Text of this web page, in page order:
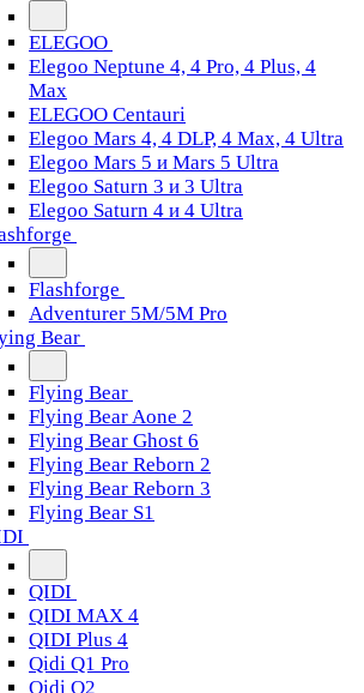
ELEGOO
Elegoo Neptune 4, 4 Pro, 4 Plus, 4
Max
ELEGOO Centauri
Elegoo Mars 4, 4 DLP, 4 Max, 4 Ultra
Elegoo Mars 5 и Mars 5 Ultra
Elegoo Saturn 3 и 3 Ultra
Elegoo Saturn 4 и 4 Ultra
Flashforge
Adventurer 5M/5M Pro
Bear
Flying Bear
Flying Bear Aone 2
Flying Bear Ghost 6
Flying Bear Reborn 2
Flying Bear Reborn 3
Flying Bear S1
QIDI
QIDI MAX 4
QIDI Plus 4
Qidi Q1 Pro
Qidi Q2